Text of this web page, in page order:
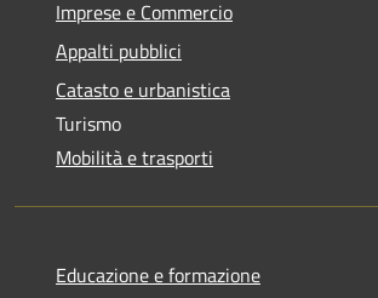
Imprese e Commercio
Appalti pubblici
Catasto e urbanistica
Turismo
Mobilità e trasporti
Educazione e formazione